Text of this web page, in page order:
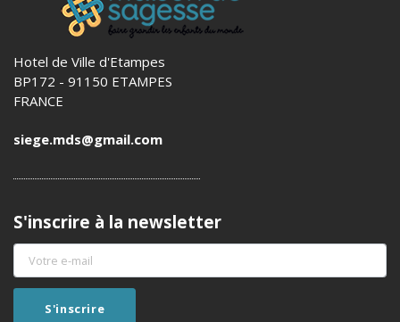
Hotel de Ville d'Etampes
BP172 - 91150 ETAMPES
FRANCE
siege.mds@gmail.com
S'inscrire à la newsletter